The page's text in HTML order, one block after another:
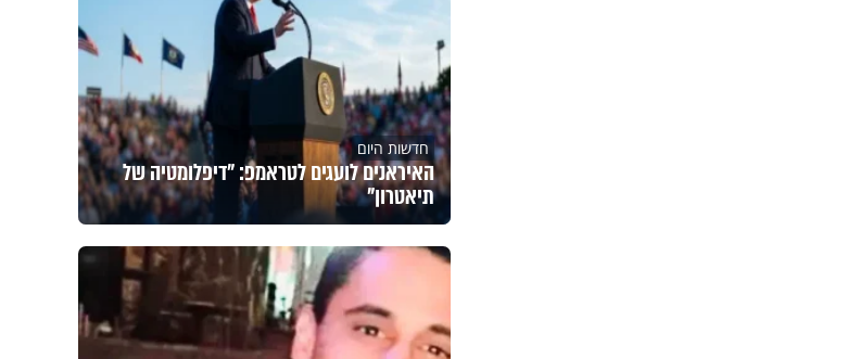
חדשות היום
האיראנים לועגים לטראמפ: "דיפלומטיה של
תיאטרון"